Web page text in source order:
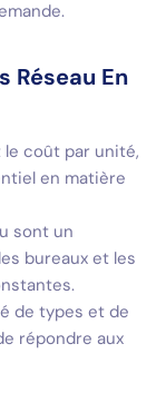
Réseau En
le coût par unité,
en matière
sont un
bureaux et les
de types et de
répondre aux